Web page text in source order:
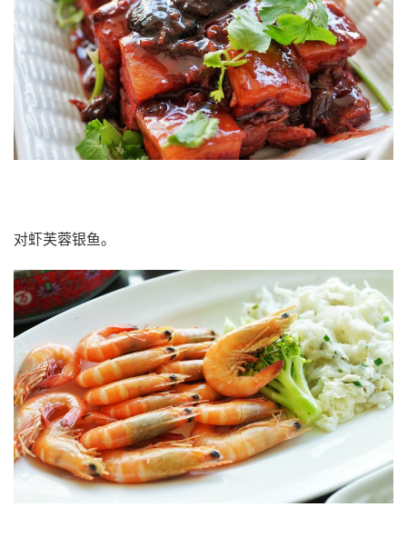
对虾芙蓉银鱼。